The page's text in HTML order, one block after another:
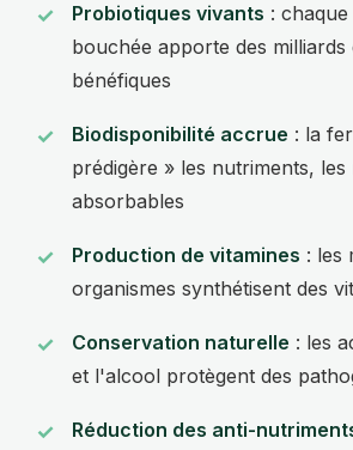
Probiotiques vivants :
bouchée apporte des milliards
bénéfiques
Biodisponibilité accrue : la
prédigère » les nutriments,
absorbables
Production de vitamines : les
organismes synthétisent des
Conservation naturelle : les
et l'alcool protègent des
Réduction des anti-